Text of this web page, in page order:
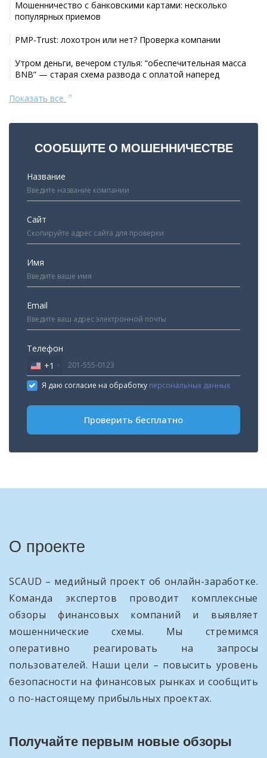
Мошенничество с банковскими картами: несколько
популярных приемов
PMP-Trust: лохотрон или нет? Проверка компании
Утром деньги, вечером стулья: “обеспечительная масса
BNB” — старая схема развода с оплатой наперед
Показать все
СООБЩИТЕ О МОШЕННИЧЕСТВЕ
Название
Сайт
Имя
Email
Телефон
United
States
+1
+1
Я даю согласие на обработку персональных данных
Проверить бесплатно
О проекте
SCAUD – медийный проект об онлайн-заработке.
Команда экспертов проводит комплексные
обзоры финансовых компаний и выявляет
мошеннические схемы. Мы стремимся
оперативно реагировать на запросы
пользователей. Наши цели – повысить уровень
безопасности на финансовых рынках и сообщить
о по-настоящему прибыльных проектах.
Получайте первым новые обзоры